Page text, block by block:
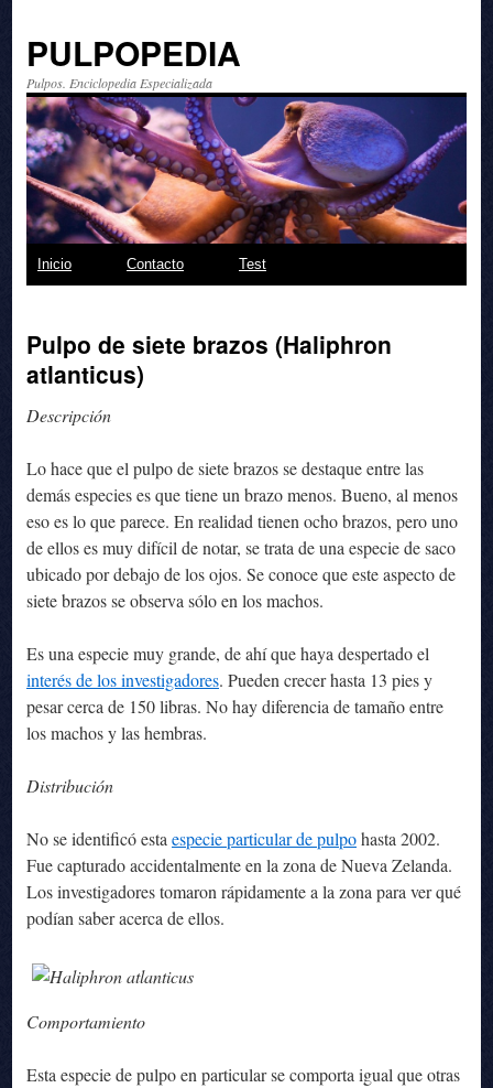
PULPOPEDIA
Pulpos. Enciclopedia Especializada
Saltar
contenido
Inicio Contacto Test
Pulpo de siete brazos (Haliphron
atlanticus)
Descripción
Lo hace que el pulpo de siete brazos se destaque entre las
demás especies es que tiene un brazo menos. Bueno, al menos
eso es lo que parece. En realidad tienen ocho brazos, pero uno
de ellos es muy difícil de notar, se trata de una especie de saco
ubicado por debajo de los ojos. Se conoce que este aspecto de
siete brazos se observa sólo en los machos.
Es una especie muy grande, de ahí que haya despertado el
interés de los investigadores. Pueden crecer hasta 13 pies y
pesar cerca de 150 libras. No hay diferencia de tamaño entre
los machos y las hembras.
Distribución
No se identificó esta especie particular de pulpohasta 2002.
Fue capturado accidentalmente en la zona de Nueva Zelanda.
Los investigadores tomaron rápidamente a la zona para ver qué
podían saber acerca de ellos.
Comportamiento
Esta especie de pulpo en particular se comporta igual que otras